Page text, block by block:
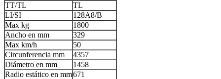
TT/TL
TL
LI/SI
128A8/B
Max kg
1800
Ancho en mm
329
Max km/h
50
Circunferencia mm
4357
Diámetro en mm
1458
Radio estático en mm671